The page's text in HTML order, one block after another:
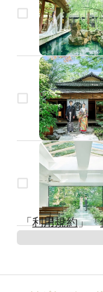
生年月日
「利用規約」「